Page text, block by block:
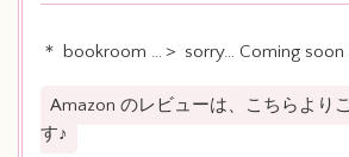
＊ bookroom …＞ sorry… Coming soon
Amazon のレビューは、こちらより
す♪